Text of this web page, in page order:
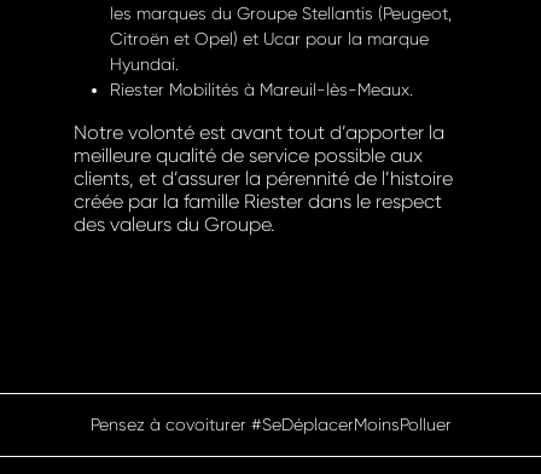
les marques du Groupe Stellantis (Peugeot,
Citroën et Opel) et Ucar pour la marque
Hyundai.
Riester Mobilités à Mareuil-lès-Meaux.
Notre volonté est avant tout d’apporter la
meilleure qualité de service possible aux
clients, et d’assurer la pérennité de l’histoire
créée par la famille Riester dans le respect
des valeurs du Groupe.
Pensez à covoiturer #SeDéplacerMoinsPolluer